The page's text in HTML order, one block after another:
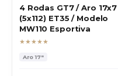
4 Rodas GT7 / Aro 17x7
(5x112) ET35 / Modelo
MW110 Esportiva
★★★★★
Aro17"